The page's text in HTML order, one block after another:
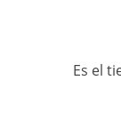
Es el